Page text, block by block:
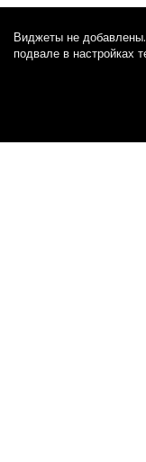
Виджеты не
подвале в настройках